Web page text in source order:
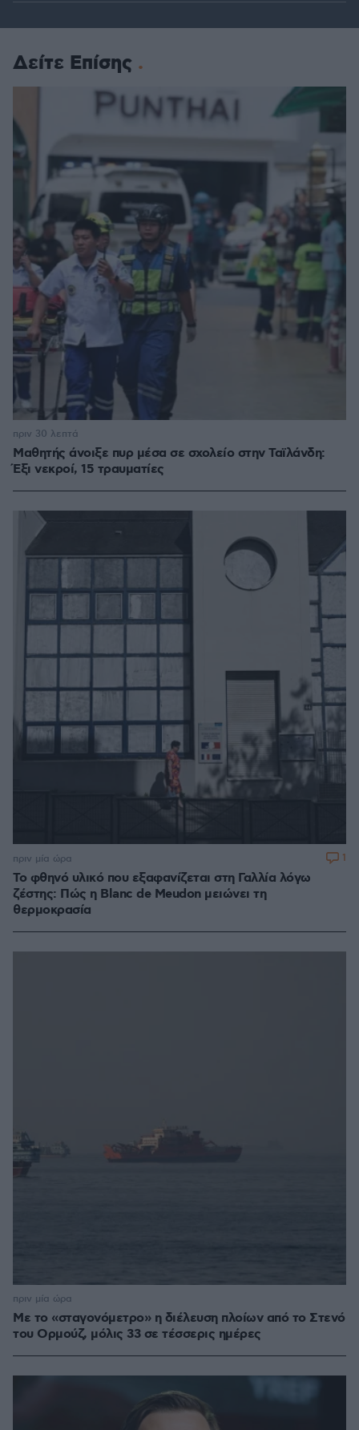
Δείτε Επίσης
Μαθητής άνοιξε πυρ μέσα σε σχολείο στην Ταϊλάνδη:
Έξι νεκροί, 15 τραυματίες
πριν 30 λεπτά
Το φθηνό υλικό που εξαφανίζεται στη Γαλλία λόγω
ζέστης: Πώς η Blanc de Meudon μειώνει τη
θερμοκρασία
πριν μία ώρα 1
Με το «σταγονόμετρο» η διέλευση πλοίων από το Στενό
του Ορμούζ, μόλις 33 σε τέσσερις ημέρες
πριν μία ώρα